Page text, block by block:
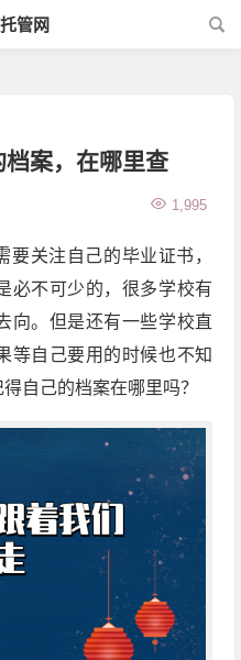
管网
案，在哪里查
1,995
关注自己的毕业证书，
必不可少的，很多学校有
向。但是还有一些学校直
等自己要用的时候也不知
自己的档案在哪里吗？